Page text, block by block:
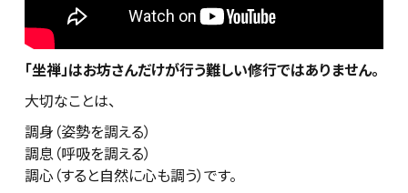
「坐禅」はお坊さんだけが行う難しい修行ではありません。
大切なことは、
調身（姿勢を調える）
調息（呼吸を調える）
調心（すると自然に心も調う）です。